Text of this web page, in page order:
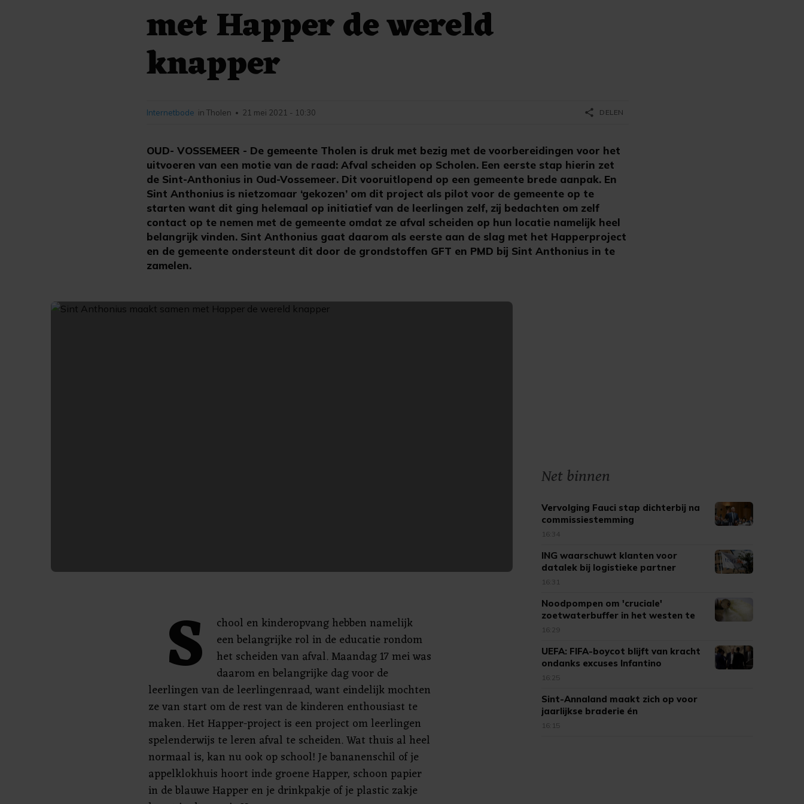
met Happer de wereld
knapper
OUD- VOSSEMEER - De gemeente Tholen is druk met bezig met de voorbereidingen voor het
uitvoeren van een motie van de raad: Afval scheiden op Scholen. Een eerste stap hierin zet
de Sint-Anthonius in Oud-Vossemeer. Dit vooruitlopend op een gemeente brede aanpak. En
Sint Anthonius is nietzomaar ‘gekozen’ om dit project als pilot voor de gemeente op te
starten want dit ging helemaal op initiatief van de leerlingen zelf, zij bedachten om zelf
contact op te nemen met de gemeente omdat ze afval scheiden op hun locatie namelijk heel
belangrijk vinden. Sint Anthonius gaat daarom als eerste aan de slag met het Happerproject
en de gemeente ondersteunt dit door de grondstoffen GFT en PMD bij Sint Anthonius in te
zamelen.
Internetbode in Tholen • 21 mei 2021 - 10:30 share DELEN
S
chool en kinderopvang hebben namelijk
een belangrijke rol in de educatie rondom
het scheiden van afval. Maandag 17 mei was
daarom en belangrijke dag voor de
leerlingen van de leerlingenraad, want eindelijk mochten
ze van start om de rest van de kinderen enthousiast te
maken. Het Happer-project is een project om leerlingen
spelenderwijs te leren afval te scheiden. Wat thuis al heel
normaal is, kan nu ook op school! Je bananenschil of je
appelklokhuis hoort inde groene Happer, schoon papier
in de blauwe Happer en je drinkpakje of je plastic zakje
Net binnen
Vervolging Fauci stap dichterbij na
commissiestemming
16:34
ING waarschuwt klanten voor
datalek bij logistieke partner
16:31
Noodpompen om 'cruciale'
zoetwaterbuffer in het westen te
voeden
16:29
UEFA: FIFA-boycot blijft van kracht
ondanks excuses Infantino
16:25
Sint-Annaland maakt zich op voor
jaarlijkse braderie én
kinderbraderie
16:15